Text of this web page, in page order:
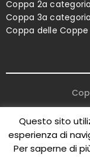
Coppa 2a categoria
Coppa 3a categoria
Coppa delle Coppe
Questo sito
esperienza di
Per saperne di